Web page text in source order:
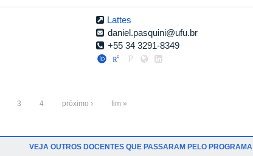
Lattes
daniel.pasquini@ufu.br
+55 34 3291-8349
3 4 próximo › fim »
VEJA OUTROS DOCENTES QUE PASSARAM PELO PROGRAMA